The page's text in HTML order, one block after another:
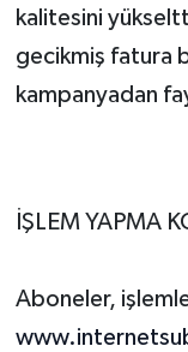
kalitesini
gecikmiş fatura
kampanyadan
İŞLEM YAPMA